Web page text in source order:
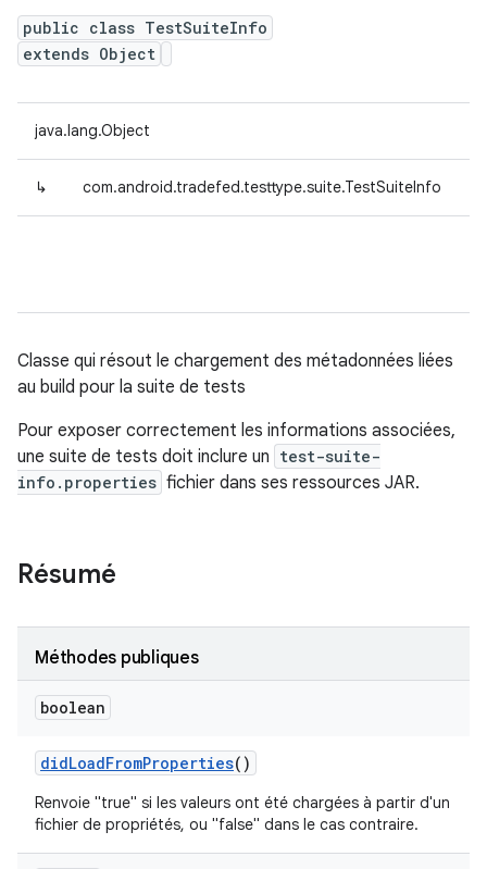
public class TestSuiteInfo
extends Object
java.lang.Object
↳ com.android.tradefed.testtype.suite.TestSuiteInfo
Classe qui résout le chargement des métadonnées liées
au build pour la suite de tests
Pour exposer correctement les informations associées,
une suite de tests doit inclure un test-suite-
info.properties fichier dans ses ressources JAR.
Résumé
Méthodes publiques
boolean
didLoadFromProperties()
Renvoie "true" si les valeurs ont été chargées à partir d'un
fichier de propriétés, ou "false" dans le cas contraire.